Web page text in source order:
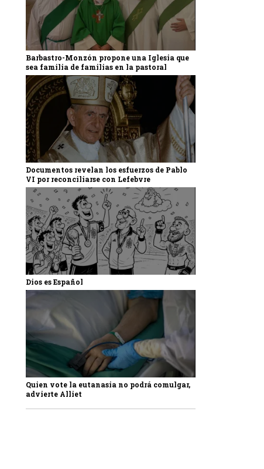
Barbastro-Monzón propone una Iglesia que
sea familia de familias en la pastoral
Documentos revelan los esfuerzos de Pablo
VI por reconciliarse con Lefebvre
Dios es Español
Quien vote la eutanasia no podrá comulgar,
advierte Alliet